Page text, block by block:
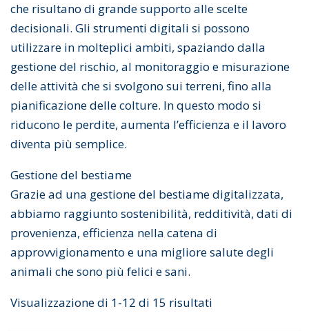
che risultano di grande supporto alle scelte
decisionali. Gli strumenti digitali si possono
utilizzare in molteplici ambiti, spaziando dalla
gestione del rischio, al monitoraggio e misurazione
delle attività che si svolgono sui terreni, fino alla
pianificazione delle colture. In questo modo si
riducono le perdite, aumenta l’efficienza e il lavoro
diventa più semplice.
Gestione del bestiame
Grazie ad una gestione del bestiame digitalizzata,
abbiamo raggiunto sostenibilità, redditività, dati di
provenienza, efficienza nella catena di
approvvigionamento e una migliore salute degli
animali che sono più felici e sani.
Visualizzazione di 1-12 di 15 risultati